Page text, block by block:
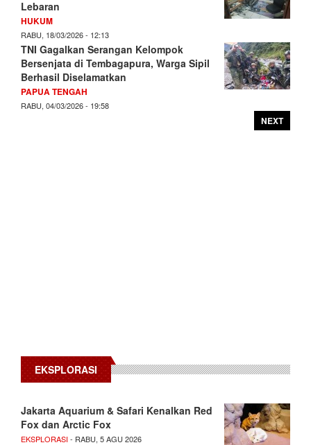
Lebaran
HUKUM
RABU, 18/03/2026 - 12:13
TNI Gagalkan Serangan Kelompok
Bersenjata di Tembagapura, Warga Sipil
Berhasil Diselamatkan
PAPUA TENGAH
RABU, 04/03/2026 - 19:58
NEXT
EKSPLORASI
Jakarta Aquarium & Safari Kenalkan Red
Fox dan Arctic Fox
EKSPLORASI- RABU, 5 AGU 2026